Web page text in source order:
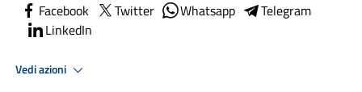
Facebook Twitter Whatsapp
Telegram
LinkedIn
Vedi azioni